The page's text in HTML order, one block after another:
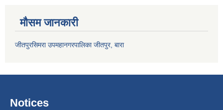
मौसम जानकारी
जीतपुरसिमरा उपमहानगरपालिका जीतपुर, बारा
Notices